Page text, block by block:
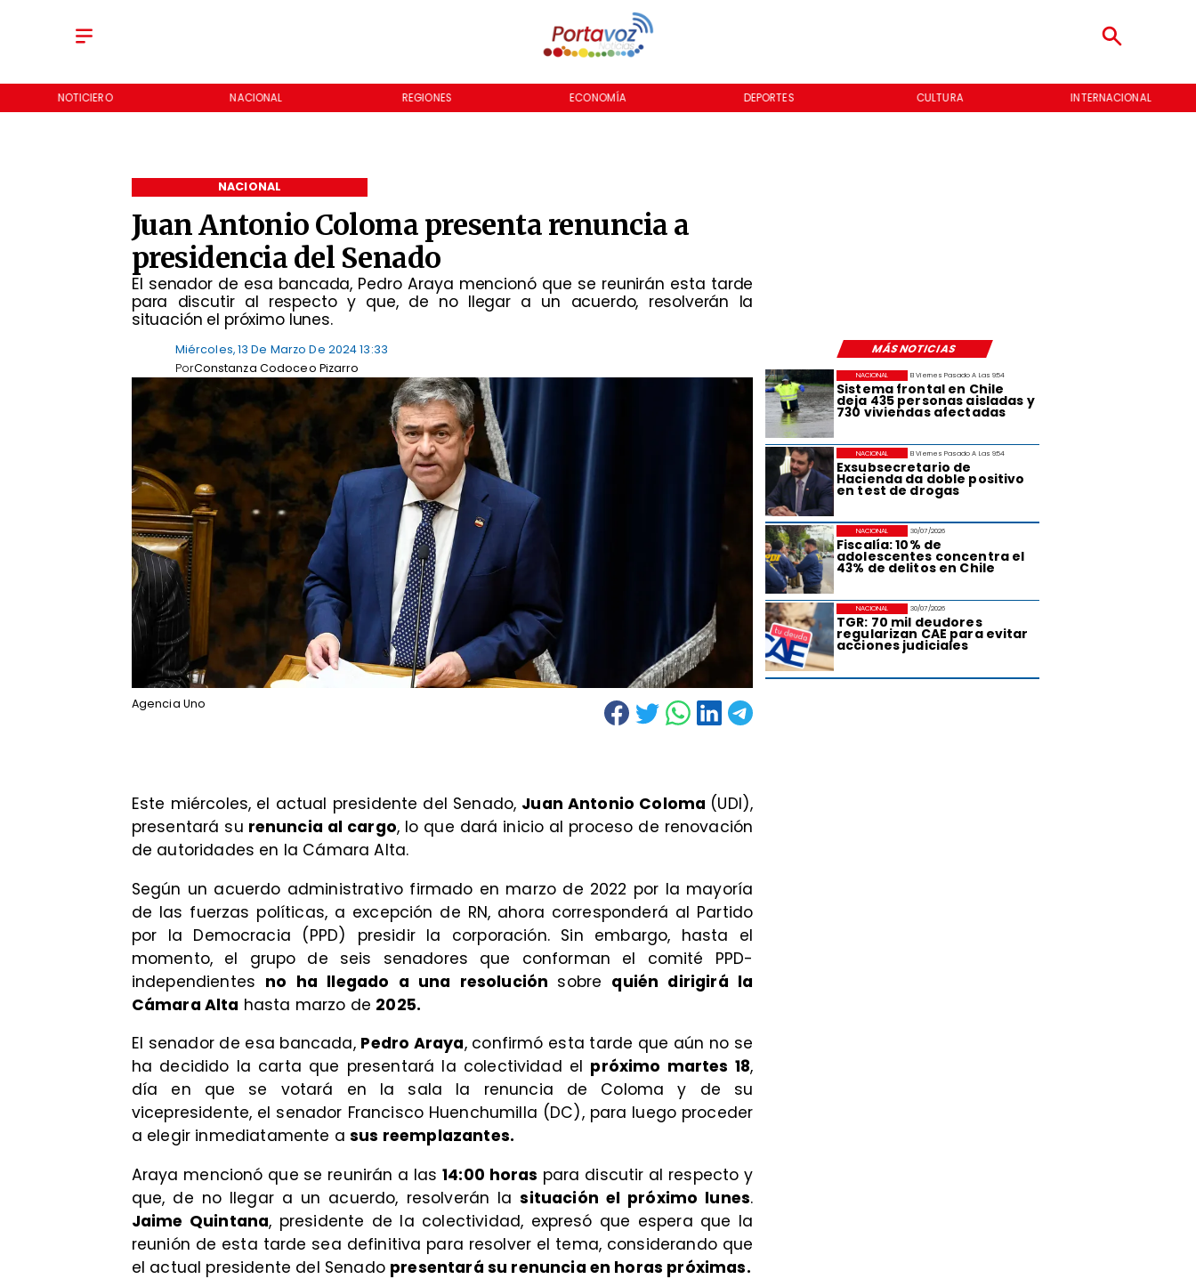
NOTICIERO NACIONAL REGIONES ECONOMÍA DEPORTES CULTURA INTERNACIONAL
Juan Antonio Coloma presenta renuncia a
presidencia del Senado
​El senador de esa bancada, Pedro Araya mencionó que se reunirán esta tarde
para discutir al respecto y que, de no llegar a un acuerdo, resolverán la
situación el próximo lunes.
NACIONAL
MÁS NOTICIAS
Miércoles, 13 De Marzo De 2024 13:33
Constanza Codoceo Pizarro
Por
Agencia Uno
El Viernes Pasado A Las 9:54
Sistema frontal en Chile
deja 435 personas aisladas y
730 viviendas afectadas
NACIONAL
El Viernes Pasado A Las 9:54
Exsubsecretario de
Hacienda da doble positivo
en test de drogas
NACIONAL
30/07/2026
Fiscalía: 10% de
adolescentes concentra el
43% de delitos en Chile
NACIONAL
30/07/2026
TGR: 70 mil deudores
regularizan CAE para evitar
acciones judiciales
NACIONAL
Este miércoles, el actual presidente del Senado, Juan Antonio Coloma (UDI),
presentará su renuncia al cargo, lo que dará inicio al proceso de renovación
de autoridades en la Cámara Alta.
​Según un acuerdo administrativo firmado en marzo de 2022 por la mayoría
de las fuerzas políticas, a excepción de RN, ahora corresponderá al Partido
por la Democracia (PPD) presidir la corporación. Sin embargo, hasta el
momento, el grupo de seis senadores que conforman el comité PPD-
independientes no ha llegado a una resolución sobre quién dirigirá la
Cámara Alta hasta marzo de 2025.
​El senador de esa bancada, Pedro Araya, confirmó esta tarde que aún no se
ha decidido la carta que presentará la colectividad el próximo martes 18,
día en que se votará en la sala la renuncia de Coloma y de su
vicepresidente, el senador Francisco Huenchumilla (DC), para luego proceder
a elegir inmediatamente asus reemplazantes.
​Araya mencionó que se reunirán a las14:00 horas para discutir al respecto y
que, de no llegar a un acuerdo, resolverán lasituación el próximo lunes.
Jaime Quintana, presidente de la colectividad, expresó que espera que la
reunión de esta tarde sea definitiva para resolver el tema, considerando que
el actual presidente del Senado presentará su renuncia en horas próximas.